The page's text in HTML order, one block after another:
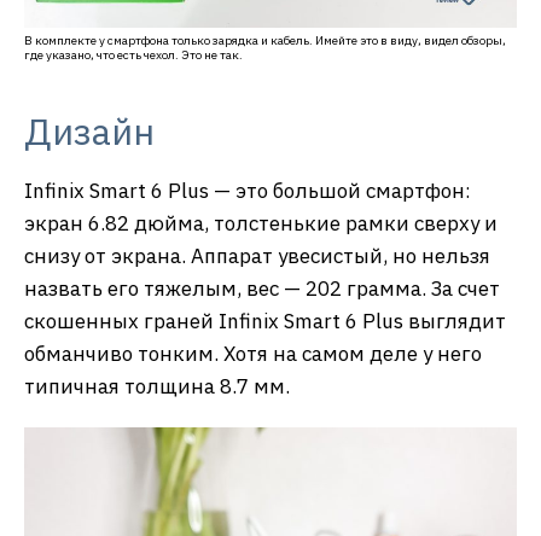
В комплекте у смартфона только зарядка и кабель. Имейте это в виду, видел обзоры,
где указано, что есть чехол. Это не так.
Дизайн
Infinix Smart 6 Plus — это большой смартфон:
экран 6.82 дюйма, толстенькие рамки сверху и
снизу от экрана. Аппарат увесистый, но нельзя
назвать его тяжелым, вес — 202 грамма. За счет
скошенных граней Infinix Smart 6 Plus выглядит
обманчиво тонким. Хотя на самом деле у него
типичная толщина 8.7 мм.